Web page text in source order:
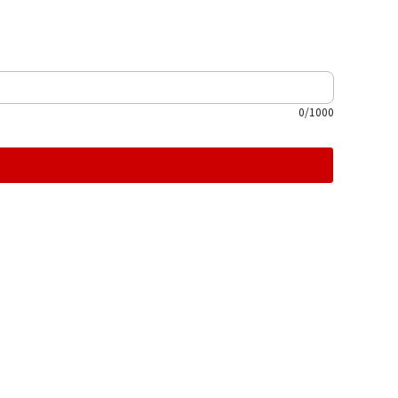
0/1000